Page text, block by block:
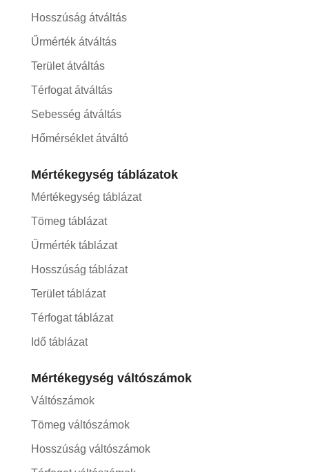
Hosszúság átváltás
Űrmérték átváltás
Terület átváltás
Térfogat átváltás
Sebesség átváltás
Hőmérséklet átváltó
Mértékegység táblázatok
Mértékegység táblázat
Tömeg táblázat
Űrmérték táblázat
Hosszúság táblázat
Terület táblázat
Térfogat táblázat
Idő táblázat
Mértékegység váltószámok
Váltószámok
Tömeg váltószámok
Hosszúság váltószámok